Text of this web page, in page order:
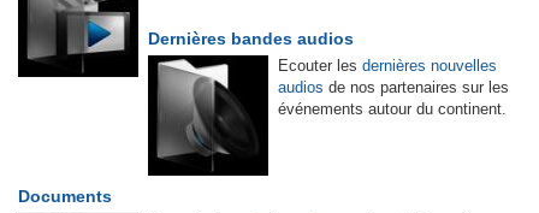
Dernières bandes audios
Ecouter les dernières nouvelles
audios de nos partenaires sur les
événements autour du continent.
Documents